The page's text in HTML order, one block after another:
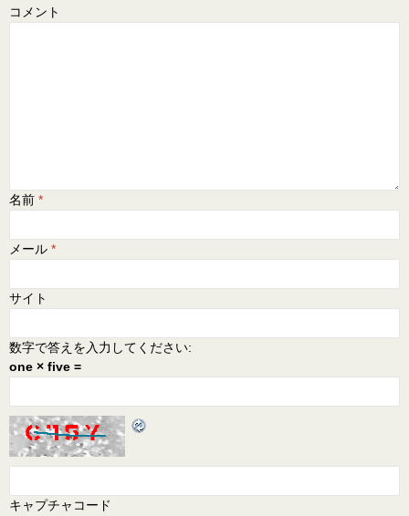
コメント
名前 *
メール *
サイト
数字で答えを入力してください:
one × five =
キャプチャコード